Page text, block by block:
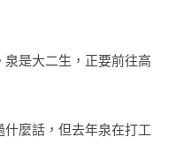
】
，是我在二十年前撰寫
是大二生，正要前往高
麼話，但去年泉在打工